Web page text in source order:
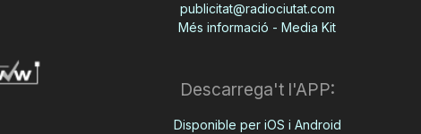
publicitat@radiociutat.com
Més informació - Media Kit
Descarrega't l'APP:
Disponible per iOS i Android